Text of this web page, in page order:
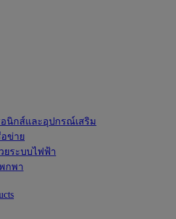
นิกส์และอุปกรณ์เสริม
ข่าย
ยระบบไฟฟ้า
กพา